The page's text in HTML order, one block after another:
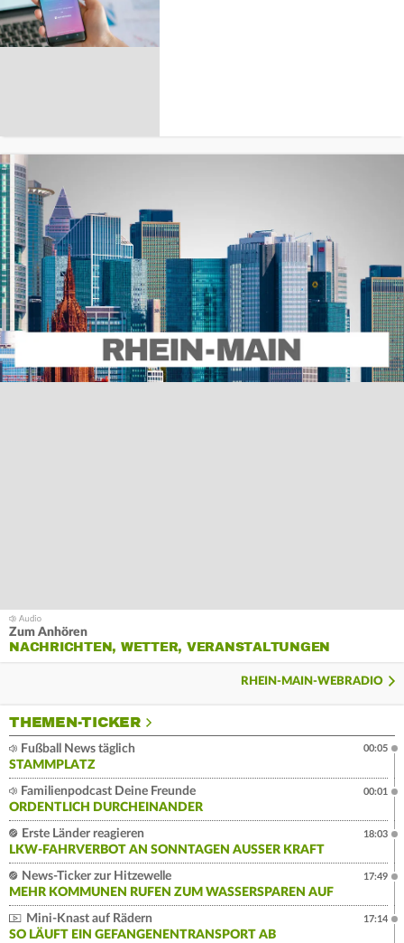
Zum Anhören
NACHRICHTEN, WETTER, VERANSTALTUNGEN
RHEIN-MAIN-WEBRADIO
THEMEN-TICKER
Fußball News täglich
STAMMPLATZ
00:05
Familienpodcast Deine Freunde
ORDENTLICH DURCHEINANDER
00:01
Erste Länder reagieren
LKW-FAHRVERBOT AN SONNTAGEN AUSSER KRAFT
18:03
News-Ticker zur Hitzewelle
MEHR KOMMUNEN RUFEN ZUM WASSERSPAREN AUF
17:49
Mini-Knast auf Rädern
SO LÄUFT EIN GEFANGENENTRANSPORT AB
17:14